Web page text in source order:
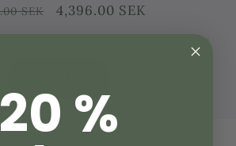
Ordinarie
13,000.00 SEK
20 %